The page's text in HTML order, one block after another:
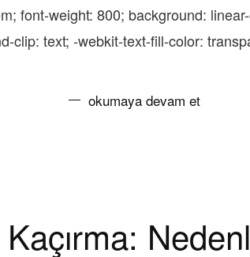
font-weight: 800; background:
clip: text; -webkit-text-fill-color:
okumaya devam et